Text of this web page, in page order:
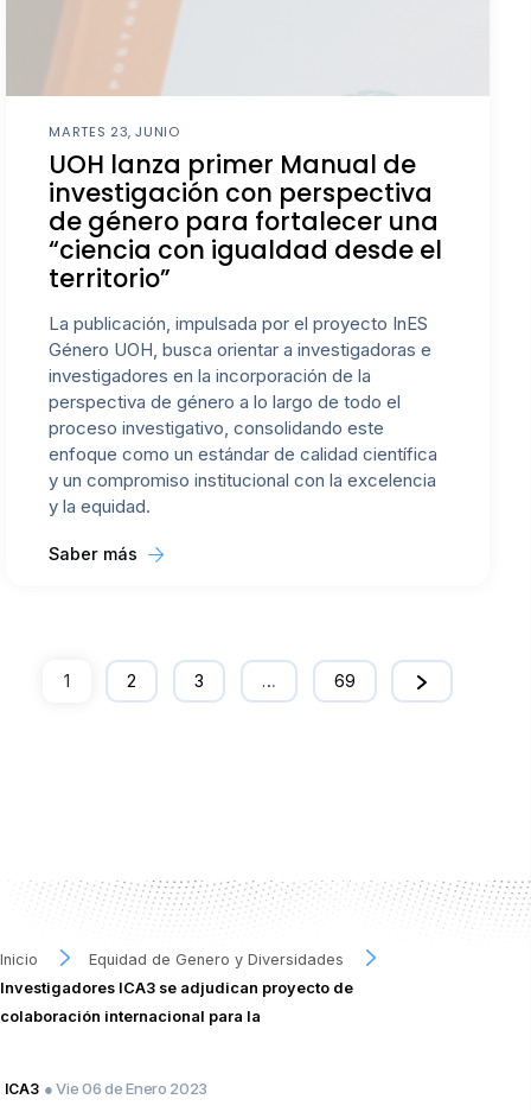
MARTES 23, JUNIO
UOH lanza primer Manual de
investigación con perspectiva
de género para fortalecer una
“ciencia con igualdad desde el
territorio”
La publicación, impulsada por el proyecto InES
Género UOH, busca orientar a investigadoras e
investigadores en la incorporación de la
perspectiva de género a lo largo de todo el
proceso investigativo, consolidando este
enfoque como un estándar de calidad científica
y un compromiso institucional con la excelencia
y la equidad.
Saber más
1 2 3 … 69
Inicio
Equidad de Genero y Diversidades
Investigadores ICA3 se adjudican proyecto de
colaboración internacional para la
ICA3 ● Vie 06 de Enero 2023